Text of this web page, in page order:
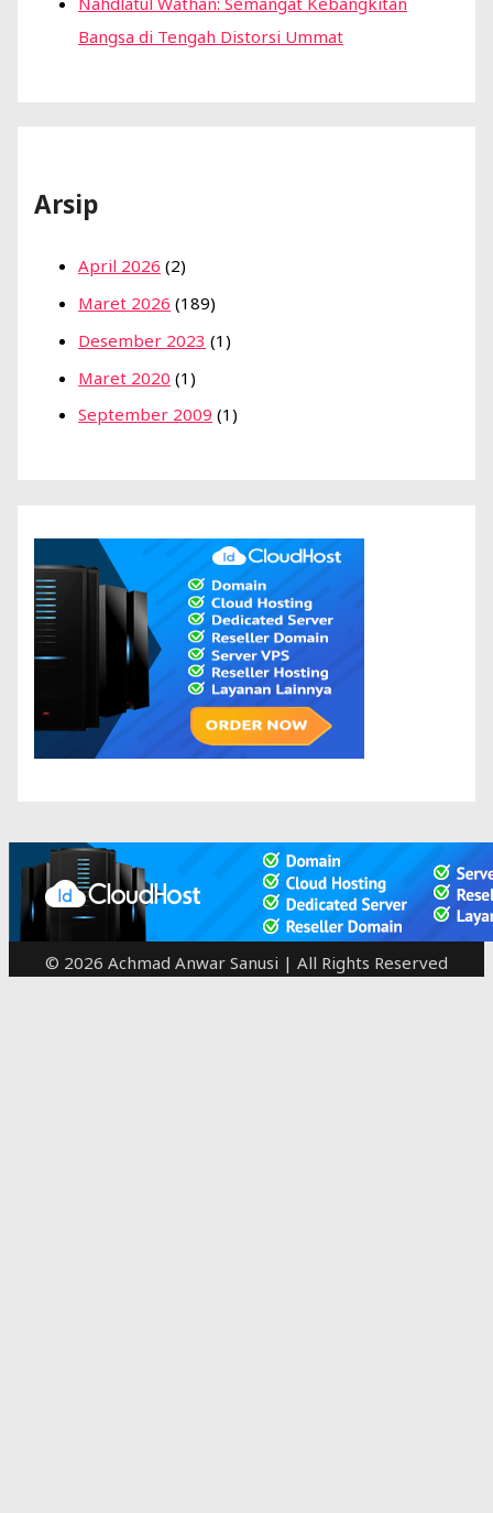
Bangsa di Tengah Distorsi Ummat
Arsip
April 2026 (2)
Maret 2026 (189)
Desember 2023 (1)
Maret 2020 (1)
September 2009 (1)
© 2026 Achmad Anwar Sanusi | All Rights Reserved